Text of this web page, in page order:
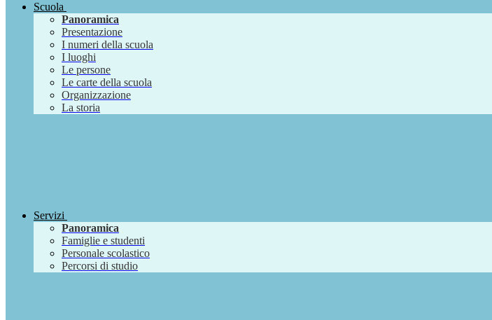
Scuola
Panoramica
Presentazione
I numeri della scuola
I luoghi
Le persone
Le carte della scuola
Organizzazione
La storia
Servizi
Panoramica
Famiglie e studenti
Personale scolastico
Percorsi di studio